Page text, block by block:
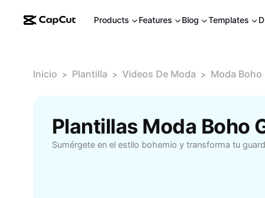
Products Features Blog Templates
Inicio > Plantilla > Videos De Moda > Moda Boho
Plantillas Moda Boho
Sumérgete en el estilo bohemio y transforma tu